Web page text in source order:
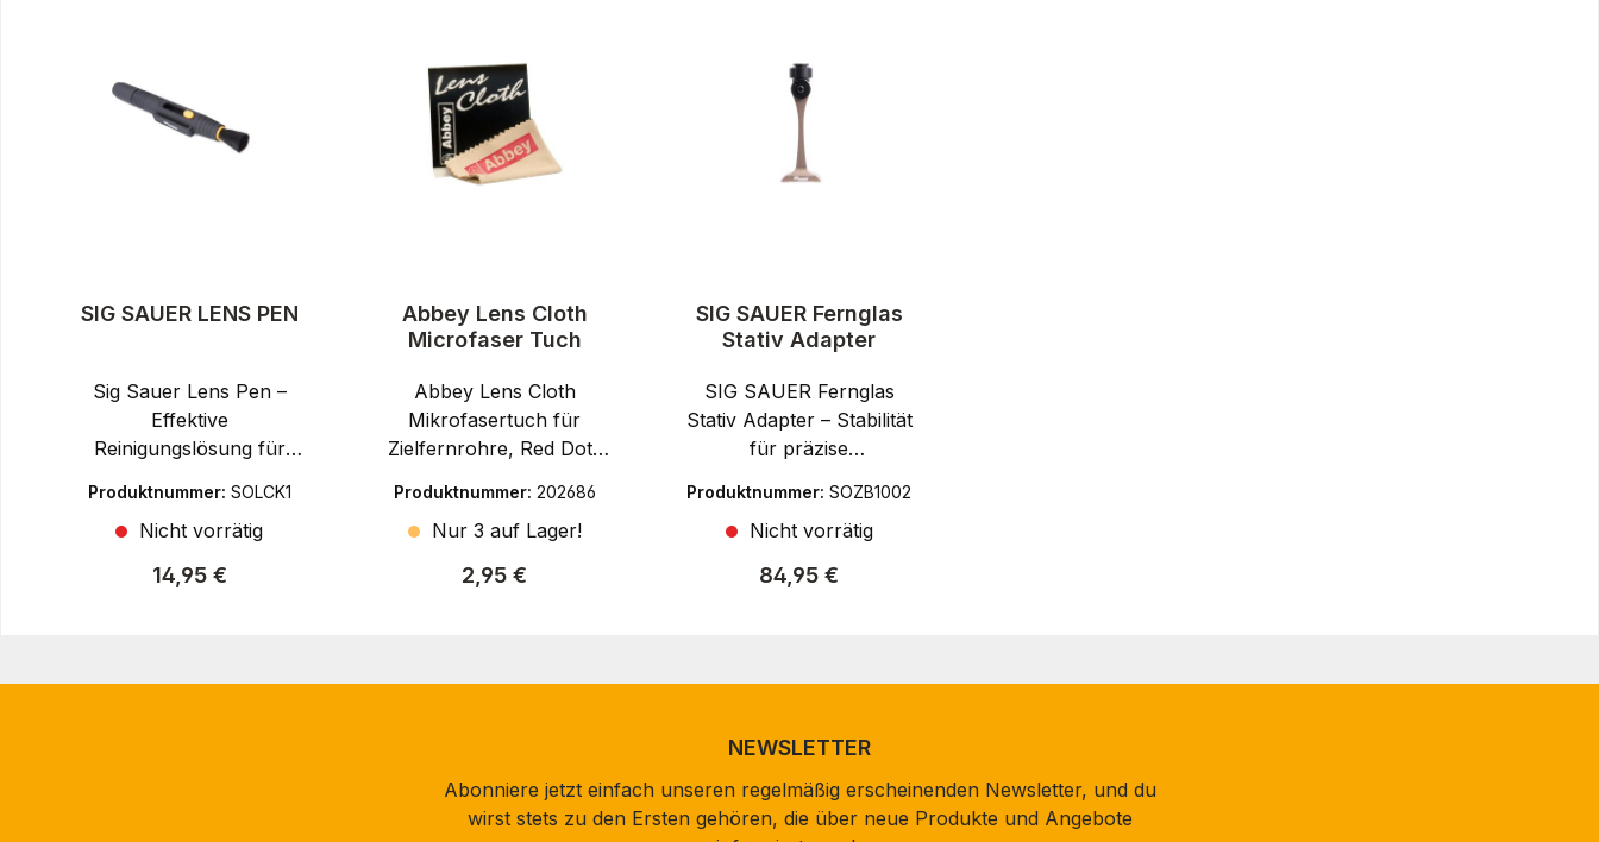
SIG SAUER LENS PEN
Sig Sauer Lens Pen –
Effektive
Reinigungslösung für
steht weltweit für
Premium-Feuerwaffen
und Optiken, die höchste
Präzision, Ergonomie
Produktnummer: SOLCK1
Nicht vorrätig
Regulärer Preis:
14,95 €
Abbey Lens Cloth
Microfaser Tuch
Abbey Lens Cloth
Mikrofasertuch für
Zielfernrohre, Red Dots
Lens Cloth
Mikrofasertuch wurde
für die schonende und
streifenfreie Reinigung
und leichte
Verschmutzungen
Produktnummer: 202686
Nur 3 auf Lager!
Regulärer Preis:
2,95 €
SIG SAUER Fernglas
Stativ Adapter
SIG SAUER Fernglas
Stativ Adapter – Stabilität
für präzise
Sauer Electro Optics
steht für modernste
Optiklösungen, die
Präzision, Vielseitigkeit
Optiken für jede
Situation.Der SIG SAUER
Fernglas Stativ Adapter
Produktnummer:SOZB1002
Nicht vorrätig
Regulärer Preis:
84,95 €
NEWSLETTER
Abonniere jetzt einfach unseren regelmäßig erscheinenden Newsletter, und du
wirst stets zu den Ersten gehören, die über neue Produkte und Angebote